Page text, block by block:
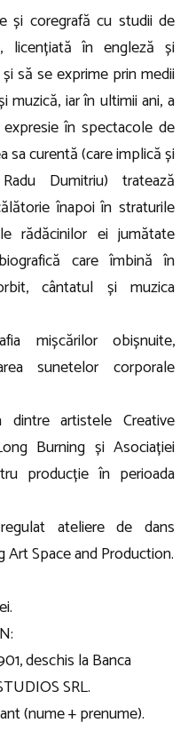
și coregrafă cu studii de
licențiată în engleză și
să se exprime prin medii
muzică, iar în ultimii ani, a
în spectacole de
sa curentă (care implică și
Dumitriu) tratează
înapoi în straturile
rădăcinilor ei jumătate
care îmbină în
cântatul și muzica
mișcărilor obișnuite,
sunetelor corporale
artistele Creative
Burning și Asociației
producție în perioada
ateliere de dans
Space and Production.
deschis la Banca
SRL.
(nume + prenume).